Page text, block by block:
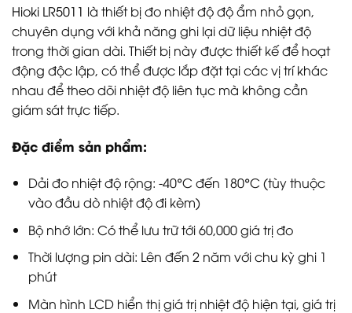
Hioki LR5011 là thiết bị đo nhiệt độ độ ẩm nhỏ gọn,
chuyên dụng với khả năng ghi lại dữ liệu nhiệt độ
trong thời gian dài. Thiết bị này được thiết kế để hoạt
động độc lập, có thể được lắp đặt tại các vị trí khác
nhau để theo dõi nhiệt độ liên tục mà không cần
giám sát trực tiếp.
Đặc điểm sản phẩm:
Dải đo nhiệt độ rộng: -40°C đến 180°C (tùy thuộc
vào đầu dò nhiệt độ đi kèm)
Bộ nhớ lớn: Có thể lưu trữ tới 60,000 giá trị đo
Thời lượng pin dài: Lên đến 2 năm với chu kỳ ghi 1
phút
Màn hình LCD hiển thị giá trị nhiệt độ hiện tại, giá trị